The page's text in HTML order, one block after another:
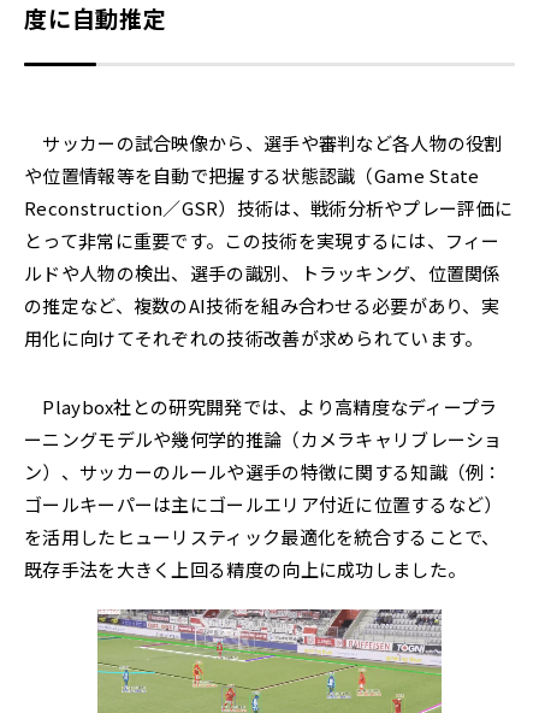
度に自動推定
サッカーの試合映像から、選手や審判など各人物の役割
や位置情報等を自動で把握する状態認識（Game State
Reconstruction／GSR）技術は、戦術分析やプレー評価に
とって非常に重要です。この技術を実現するには、フィー
ルドや人物の検出、選手の識別、トラッキング、位置関係
の推定など、複数のAI技術を組み合わせる必要があり、実
用化に向けてそれぞれの技術改善が求められています。
Playbox社との研究開発では、より高精度なディープラ
ーニングモデルや幾何学的推論（カメラキャリブレーショ
ン）、サッカーのルールや選手の特徴に関する知識（例：
ゴールキーパーは主にゴールエリア付近に位置するなど）
を活用したヒューリスティック最適化を統合することで、
既存手法を大きく上回る精度の向上に成功しました。